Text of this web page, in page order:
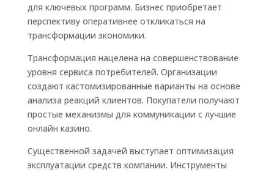
для ключевых программ. Бизнес приобретает
перспективу оперативнее откликаться на
трансформации экономики.
Трансформация нацелена на совершенствование
уровня сервиса потребителей. Организации
создают кастомизированные варианты на основе
анализа реакций клиентов. Покупатели получают
простые механизмы для коммуникации с лучшие
онлайн казино.
Существенной задачей выступает оптимизация
эксплуатации средств компании. Инструменты